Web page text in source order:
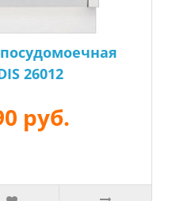
26012
руб.